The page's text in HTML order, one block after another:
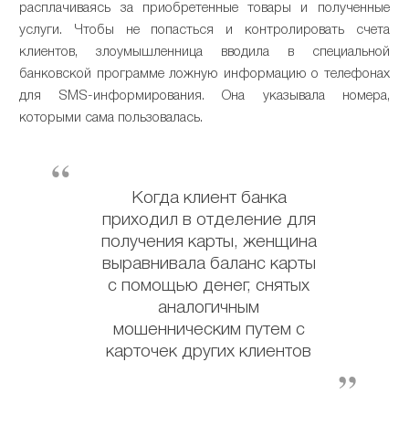
расплачиваясь за приобретенные товары и полученные
услуги. Чтобы не попасться и контролировать счета
клиентов, злоумышленница вводила в специальной
банковской программе ложную информацию о телефонах
для SMS-информирования. Она указывала номера,
которыми сама пользовалась.
Когда клиент банка
приходил в отделение для
получения карты, женщина
выравнивала баланс карты
с помощью денег, снятых
аналогичным
мошенническим путем с
карточек других клиентов